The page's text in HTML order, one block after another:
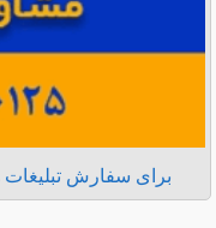
برای سفارش تبلیغات